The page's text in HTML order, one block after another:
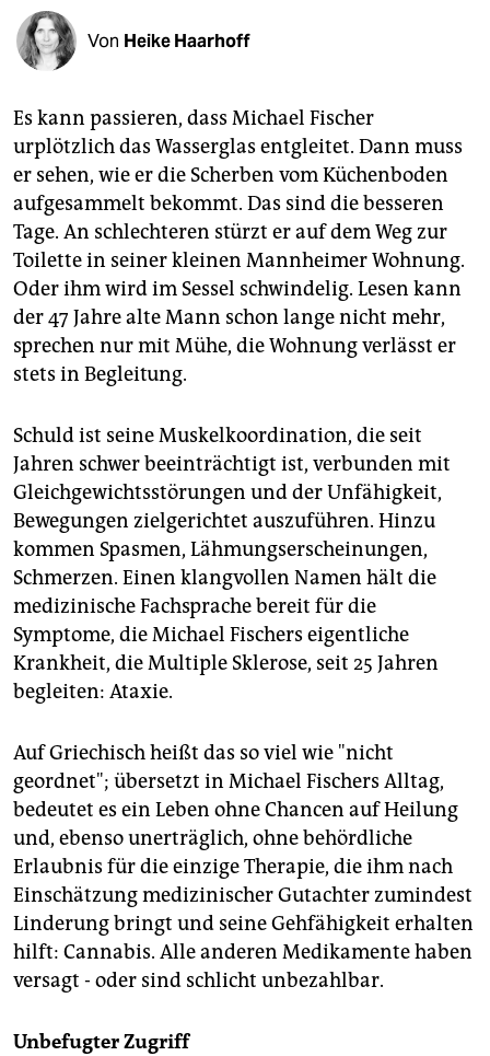
fragen & hilfe
unterstützen
genossenschaft
epaper login
Von Heike Haarhoff
Es kann passieren, dass Michael Fischer
urplötzlich das Wasserglas entgleitet. Dann muss
er sehen, wie er die Scherben vom Küchenboden
aufgesammelt bekommt. Das sind die besseren
Tage. An schlechteren stürzt er auf dem Weg zur
Toilette in seiner kleinen Mannheimer Wohnung.
Oder ihm wird im Sessel schwindelig. Lesen kann
der 47 Jahre alte Mann schon lange nicht mehr,
sprechen nur mit Mühe, die Wohnung verlässt er
stets in Begleitung.
Schuld ist seine Muskelkoordination, die seit
Jahren schwer beeinträchtigt ist, verbunden mit
Gleichgewichtsstörungen und der Unfähigkeit,
Bewegungen zielgerichtet auszuführen. Hinzu
kommen Spasmen, Lähmungserscheinungen,
Schmerzen. Einen klangvollen Namen hält die
medizinische Fachsprache bereit für die
Symptome, die Michael Fischers eigentliche
Krankheit, die Multiple Sklerose, seit 25 Jahren
begleiten: Ataxie.
Auf Griechisch heißt das so viel wie "nicht
geordnet"; übersetzt in Michael Fischers Alltag,
bedeutet es ein Leben ohne Chancen auf Heilung
und, ebenso unerträglich, ohne behördliche
Erlaubnis für die einzige Therapie, die ihm nach
Einschätzung medizinischer Gutachter zumindest
Linderung bringt und seine Gehfähigkeit erhalten
hilft: Cannabis. Alle anderen Medikamente haben
versagt - oder sind schlicht unbezahlbar.
Unbefugter Zugriff